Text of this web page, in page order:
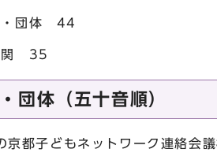
・団体 44
関 35
団体（五十音順）
京都子どもネットワーク連絡会